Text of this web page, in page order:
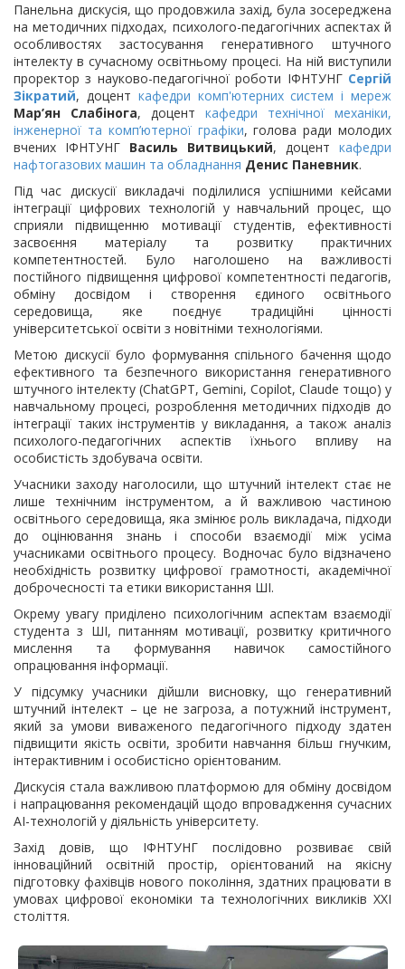
Панельна дискусія, що продовжила захід, була зосереджена
на методичних підходах, психолого-педагогічних аспектах й
особливостях застосування генеративного штучного
інтелекту в сучасному освітньому процесі. На ній виступили
проректор з науково-педагогічної роботи ІФНТУНГ Сергій
Зікратий, доцент кафедри комп'ютерних систем і мереж
Мар’ян Слабінога, доцент кафедри технічної механіки,
інженерної та комп’ютерної графіки, голова ради молодих
вчених ІФНТУНГ Василь Витвицький, доцент кафедри
нафтогазових машин та обладнання Денис Паневник.
Під час дискусії викладачі поділилися успішними кейсами
інтеграції цифрових технологій у навчальний процес, що
сприяли підвищенню мотивації студентів, ефективності
засвоєння матеріалу та розвитку практичних
компетентностей. Було наголошено на важливості
постійного підвищення цифрової компетентності педагогів,
обміну досвідом і створення єдиного освітнього
середовища, яке поєднує традиційні цінності
університетської освіти з новітніми технологіями.
Метою дискусії було формування спільного бачення щодо
ефективного та безпечного використання генеративного
штучного інтелекту (ChatGPT, Gemini, Copilot, Claude тощо) у
навчальному процесі, розроблення методичних підходів до
інтеграції таких інструментів у викладання, а також аналіз
психолого-педагогічних аспектів їхнього впливу на
особистість здобувача освіти.
Учасники заходу наголосили, що штучний інтелект стає не
лише технічним інструментом, а й важливою частиною
освітнього середовища, яка змінює роль викладача, підходи
до оцінювання знань і способи взаємодії між усіма
учасниками освітнього процесу. Водночас було відзначено
необхідність розвитку цифрової грамотності, академічної
доброчесності та етики використання ШІ.
Окрему увагу приділено психологічним аспектам взаємодії
студента з ШІ, питанням мотивації, розвитку критичного
мислення та формування навичок самостійного
опрацювання інформації.
У підсумку учасники дійшли висновку, що генеративний
штучний інтелект – це не загроза, а потужний інструмент,
який за умови виваженого педагогічного підходу здатен
підвищити якість освіти, зробити навчання більш гнучким,
інтерактивним і особистісно орієнтованим.
Дискусія стала важливою платформою для обміну досвідом
і напрацювання рекомендацій щодо впровадження сучасних
AI-технологій у діяльність університету.
Захід довів, що ІФНТУНГ послідовно розвиває свій
інноваційний освітній простір, орієнтований на якісну
підготовку фахівців нового покоління, здатних працювати в
умовах цифрової економіки та технологічних викликів XXI
століття.